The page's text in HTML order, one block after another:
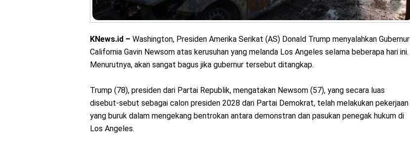
KNews.id – Washington, Presiden Amerika Serikat (AS) Donald Trump menyalahkan Gubernur
California Gavin Newsom atas kerusuhan yang melanda Los Angeles selama beberapa hari ini.
Menurutnya, akan sangat bagus jika gubernur tersebut ditangkap.
Trump (78), presiden dari Partai Republik, mengatakan Newsom (57), yang secara luas
disebut-sebut sebagai calon presiden 2028 dari Partai Demokrat, telah melakukan pekerjaan
yang buruk dalam mengekang bentrokan antara demonstran dan pasukan penegak hukum di
Los Angeles.